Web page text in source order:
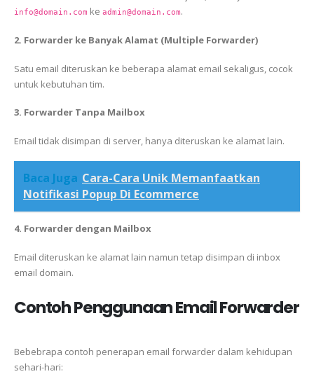
info@domain.com ke admin@domain.com.
2. Forwarder ke Banyak Alamat (Multiple Forwarder)
Satu email diteruskan ke beberapa alamat email sekaligus, cocok
untuk kebutuhan tim.
3. Forwarder Tanpa Mailbox
Email tidak disimpan di server, hanya diteruskan ke alamat lain.
Baca Juga Cara-Cara Unik Memanfaatkan
Notifikasi Popup Di Ecommerce
4. Forwarder dengan Mailbox
Email diteruskan ke alamat lain namun tetap disimpan di inbox
email domain.
Contoh Penggunaan Email Forwarder
Bebebrapa contoh penerapan email forwarder dalam kehidupan
sehari-hari: